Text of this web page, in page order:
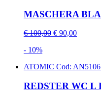
MASCHERA
€ 100,00 € 90,00
- 10%
ATOMIC Cod:
REDSTER WC L